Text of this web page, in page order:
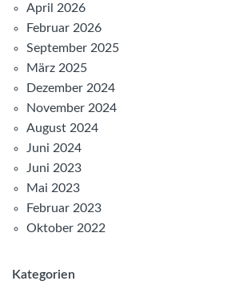
April 2026
Februar 2026
September 2025
März 2025
Dezember 2024
November 2024
August 2024
Juni 2024
Juni 2023
Mai 2023
Februar 2023
Oktober 2022
Kategorien